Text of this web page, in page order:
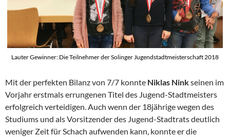
Lauter Gewinner: Die Teilnehmer der Solinger Jugendstadtmeisterschaft 2018
Mit der perfekten Bilanz von 7/7 konnte Niklas Ninkseinen im
Vorjahr erstmals errungenen Titel des Jugend-Stadtmeisters
erfolgreich verteidigen. Auch wenn der 18jährige wegen des
Studiums und als Vorsitzender des Jugend-Stadtrats deutlich
weniger Zeit für Schach aufwenden kann, konnte er die